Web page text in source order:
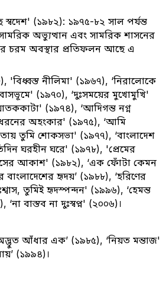
স্বদেশ' (১৯৮২): ১৯৭৫-৮২ সাল পর্যন্ত
অভ্যুত্থান এবং সামরিক শাসনের
চরম অবস্থার প্রতিফলন আছে এ
'বিধ্বস্ত নীলিমা' (১৯৬৭), ‘নিরালোকে
(১৯৭০), ‘দুঃসময়ের মুখোমুখি'
(১৯৭৪), ‘আদিগন্ত নগ্ন
অহংকার' (১৯৭৫), ‘আমি
তুমি শোকসভা' (১৯৭৭), ‘বাংলাদেশ
ঘরহীন ঘরে' (১৯৭৮), 'প্রেমের
আকাশ' (১৯৮২), ‘এক ফোঁটা কেমন
হৃদয়’ (১৯৮৮), ‘হরিণের
তুমিই হৃদস্পন্দন' (১৯৯৬), ‘হেমন্ত
বাস্তব না দুঃস্বপ্ন' (২০০৬)।
আঁধার এক’ (১৯৮৫), ‘নিয়ত মন্তাজ'
(১৯৯৪)।